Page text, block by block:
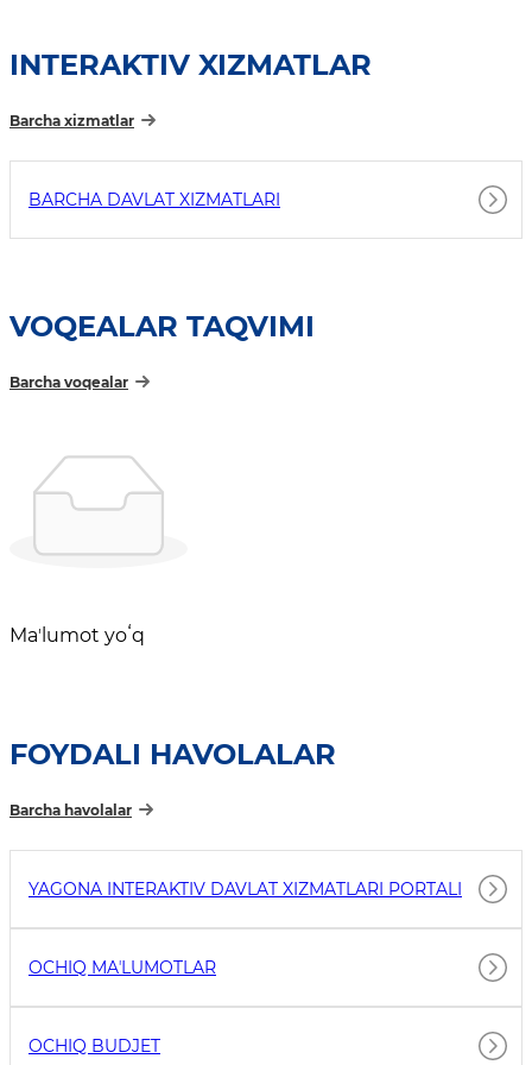
INTERAKTIV XIZMATLAR
Barcha xizmatlar
BARCHA DAVLAT XIZMATLARI
VOQEALAR TAQVIMI
Barcha voqealar
Maʼlumot yoʻq
FOYDALI HAVOLALAR
Barcha havolalar
YAGONA INTERAKTIV DAVLAT XIZMATLARI PORTALI
OCHIQ MAʼLUMOTLAR
OCHIQ BUDJET